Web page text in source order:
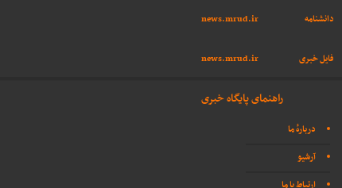
دانشنامه
news.mrud.ir
فایل خبری news.mrud.ir
راهنمای پایگاه خبری
دربارهٔ ما
آرشیو